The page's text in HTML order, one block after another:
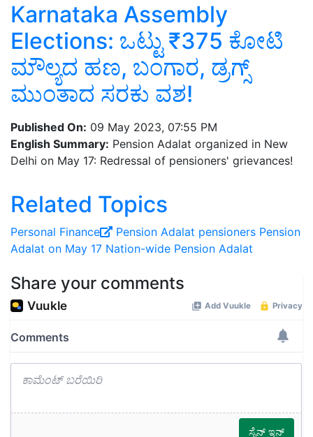
Karnataka Assembly
Elections: ಒಟ್ಟು ₹375 ಕೋಟಿ
ಮೌಲ್ಯದ ಹಣ, ಬಂಗಾರ, ಡ್ರಗ್ಸ್‌
ಮುಂತಾದ ಸರಕು ವಶ!
Published On: 09 May 2023, 07:55 PM
English Summary: Pension Adalat organized in New
Delhi on May 17: Redressal of pensioners' grievances!
Related Topics
Personal Finance Pension Adalat pensioners Pension
Adalat on May 17 Nation-wide Pension Adalat
Share your comments